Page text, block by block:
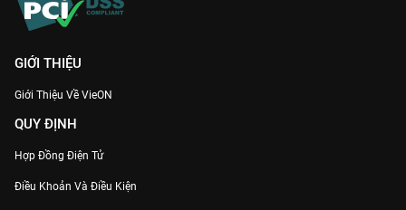
GIỚI THIỆU
Giới Thiệu Về VieON
QUY ĐỊNH
Hợp Đồng Điện Tử
Điều Khoản Và Điều Kiện